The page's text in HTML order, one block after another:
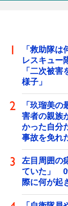
「救助隊
レスキュー
「二次被
様子」
「玖瑠美
害者の親族
かった自分
事故を免れ
左目周囲の
ていた」
際に何が起